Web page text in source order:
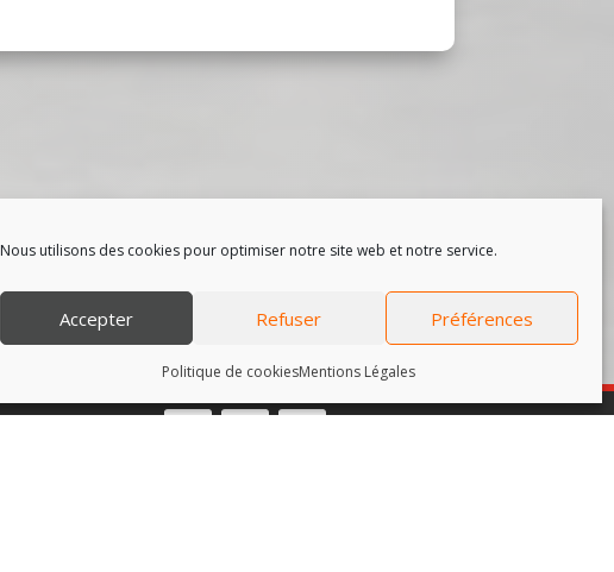
Nous utilisons des cookies pour optimiser notre site web et notre service.
Accepter Refuser Préférences
Politique de cookiesMentions Légales